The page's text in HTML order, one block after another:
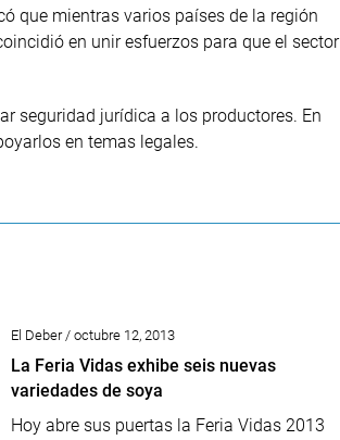
que mientras varios países de la región
en unir esfuerzos para que el sector
seguridad jurídica a los productores. En
en temas legales.
El Deber / octubre 12, 2013
La Feria Vidas exhibe seis nuevas
variedades de soya
Hoy abre sus puertas la Feria Vidas 2013